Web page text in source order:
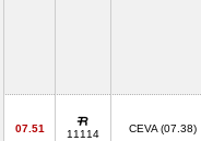
07.51 11114 CEVA (07.38)